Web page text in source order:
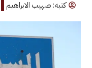
صهيب الابراهيم
12:31 ص